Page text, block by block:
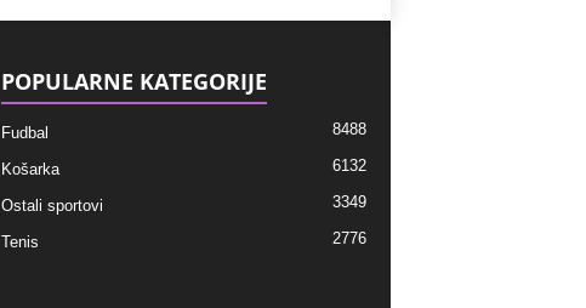
POPULARNE KATEGORIJE
Fudbal 8488
Košarka 6132
Ostali sportovi 3349
Tenis 2776